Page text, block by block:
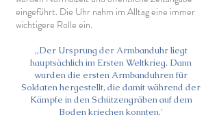
eingeführt. Die Uhr nahm im Alltag eine immer
wichtigere Rolle ein.
„Der Ursprung der Armbanduhr liegt
hauptsächlich im Ersten Weltkrieg. Dann
wurden die ersten Armbanduhren für
Soldaten hergestellt, die damit während der
Kämpfe in den Schützengräben auf dem
Boden kriechen konnten.'